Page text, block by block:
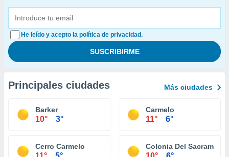
He leído y acepto la política de privacidad.
Principales ciudades Más ciudades
Barker
10° 3°
Carmelo
11° 6°
Cerro Carmelo Colonia Del Sacramento